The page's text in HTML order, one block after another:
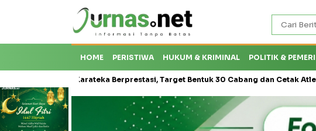
HOME PERISTIWA HUKUM & KRIMINAL POLITIK &
Karateka Berprestasi, Target Bentuk 30 Cabang dan Cetak Atlet Nasional